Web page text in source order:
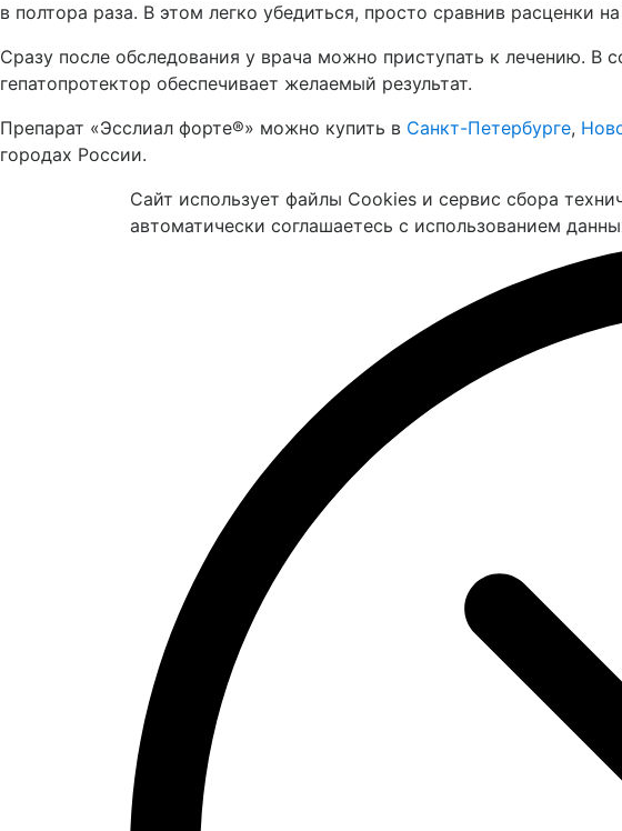
в полтора раза. В этом легко убедиться, просто сравнив расценки
Сразу после обследования у врача можно приступать к лечению.
гепатопротектор обеспечивает желаемый результат.
Препарат «Эсслиал форте®» можно купить в Санкт-Петербурге,
городах России.
Сайт использует файлы Cookies и сервис сбора
автоматически соглашаетесь с использованием